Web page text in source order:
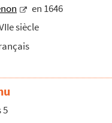
pays de Dombes et de Bre...
République de Ven...
nom, comte de Savoye
de Chézery
en 1646
siècle
5